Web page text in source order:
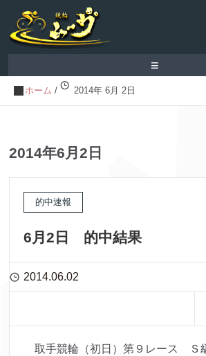
≡
ホーム / 2014年 6月 2日
2014年6月2日
的中速報
6月2日 的中結果
2014.06.02
取手競輪（初日）第９レース